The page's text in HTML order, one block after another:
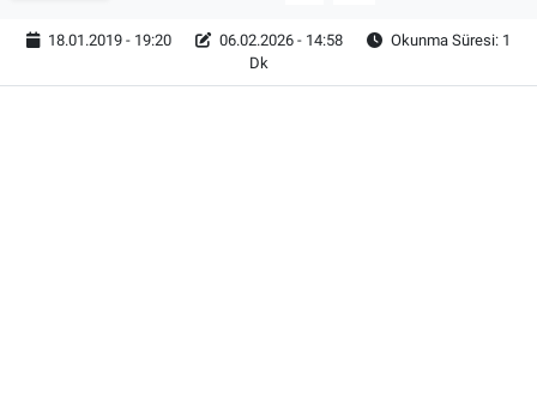
18.01.2019 - 19:20 06.02.2026 - 14:58
Okunma Süresi: 1
Dk
Tohum